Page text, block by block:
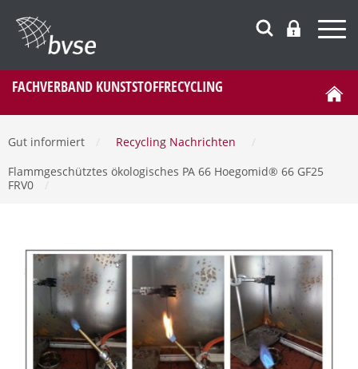
FACHVERBAND KUNSTSTOFFRECYCLING
Gut informiert Recycling Nachrichten
Flammgeschütztes ökologisches PA 66 Hoegomid® 66 GF25
FRV0